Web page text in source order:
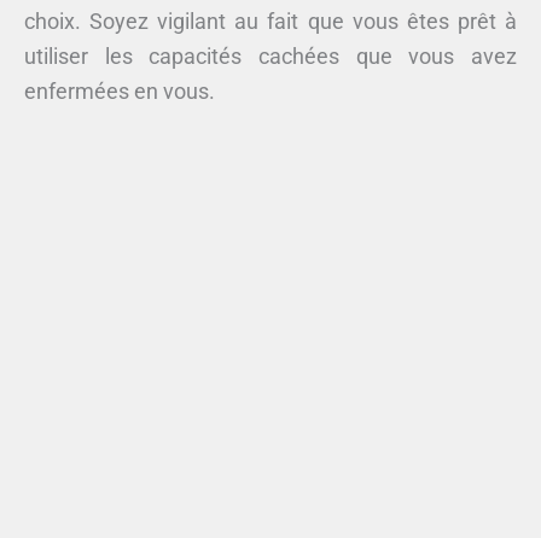
choix. Soyez vigilant au fait que vous êtes prêt à
utiliser les capacités cachées que vous avez
enfermées en vous.